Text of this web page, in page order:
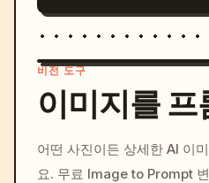
비전 도구
이미지를
어떤 사진이든 상세한 AI 이
요. 무료 Image to Prompt